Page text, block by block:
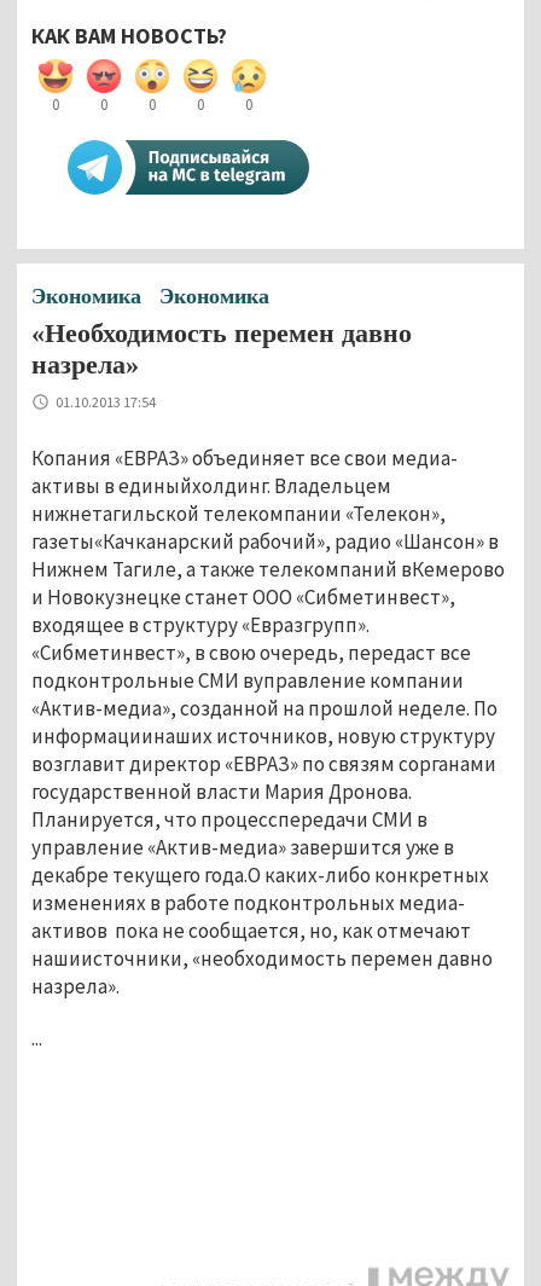
КАК ВАМ НОВОСТЬ?
0 0 0 0 0
Экономика Экономика
«Необходимость перемен давно
назрела»
01.10.2013 17:54
Копания «ЕВРАЗ» объединяет все свои медиа-
активы в единыйхолдинг. Владельцем
нижнетагильской телекомпании «Телекон»,
газеты«Качканарский рабочий», радио «Шансон» в
Нижнем Тагиле, а также телекомпаний вКемерово
и Новокузнецке станет ООО «Сибметинвест»,
входящее в структуру «Евразгрупп».
«Сибметинвест», в свою очередь, передаст все
подконтрольные СМИ вуправление компании
«Актив-медиа», созданной на прошлой неделе. По
информациинаших источников, новую структуру
возглавит директор «ЕВРАЗ» по связям сорганами
государственной власти Мария Дронова.
Планируется, что процесспередачи СМИ в
управление «Актив-медиа» завершится уже в
декабре текущего года.О каких-либо конкретных
изменениях в работе подконтрольных медиа-
активов пока не сообщается, но, как отмечают
нашиисточники, «необходимость перемен давно
назрела».
...